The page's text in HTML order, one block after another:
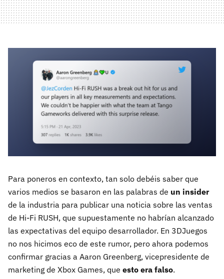
Para poneros en contexto, tan solo debéis saber que
varios medios se basaron en las palabras de un insider
de la industria para publicar una noticia sobre las ventas
de Hi-Fi RUSH, que supuestamente no habrían alcanzado
las expectativas del equipo desarrollador. En 3DJuegos
no nos hicimos eco de este rumor, pero ahora podemos
confirmar gracias a Aaron Greenberg, vicepresidente de
marketing de Xbox Games, que esto era falso.